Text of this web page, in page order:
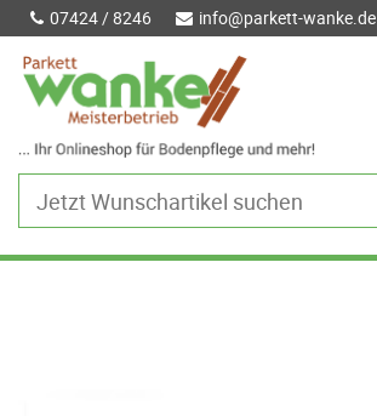
07424 / 8246 info@parkett-wanke.de